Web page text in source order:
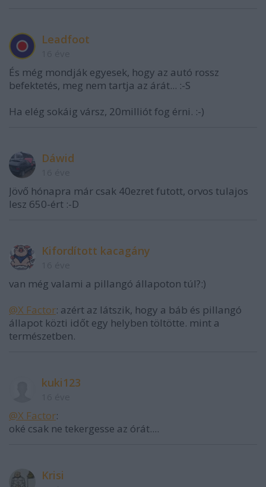
Leadfoot
És még mondják egyesek, hogy az autó rossz
befektetés, meg nem tartja az árát... :-S
Ha elég sokáig vársz, 20milliót fog érni. :-)
Dáwid
Jövő hónapra már csak 40ezret futott, orvos tulajos
lesz 650-ért :-D
Kifordított kacagány
van még valami a pillangó állapoton túl?:)
@X Factor: azért az látszik, hogy a báb és pillangó
állapot közti időt egy helyben töltötte. mint a
természetben.
kuki123
@X Factor:
oké csak ne tekergesse az órát....
Krisi